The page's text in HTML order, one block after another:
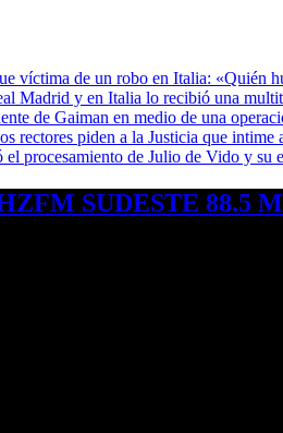
víctima de un robo en Italia: «Quién
Madrid y en Italia lo recibió una
de Gaiman en medio de una
rectores piden a la Justicia que
procesamiento de Julio de Vido y su
FM SUDESTE 88.5